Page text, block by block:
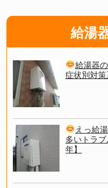
給湯
給湯器
症状別対策
えっ給
多いトラ
年】